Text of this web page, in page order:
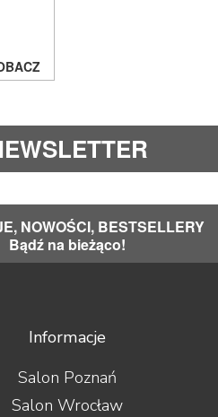
NOWOŚCI, BESTSELLERY
Bądź na bieżąco!
Informacje
Salon Poznań
Salon Wrocław